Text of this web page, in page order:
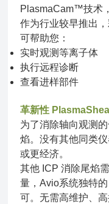
PlasmaCam™技术
作为行业较早推出
可帮助您：
实时观测等离子体
执行远程诊断
查看进样部件
革新性
为了消除轴向观测
焰。没有其他同类
或更经济。
其他 ICP 消除尾焰
量，Avio系统独特
可。无需高维护、